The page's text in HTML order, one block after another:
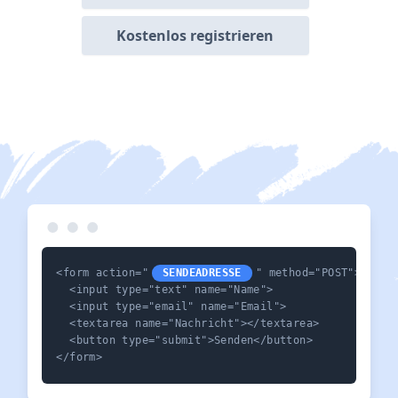
Kostenlos registrieren
<form action=" SENDEADRESSE
" method="POST">
  <input type="text" name="Name">
  <input type="email" name="Email">
  <textarea name="Nachricht"></textarea>
  <button type="submit">Senden</button>
</form>